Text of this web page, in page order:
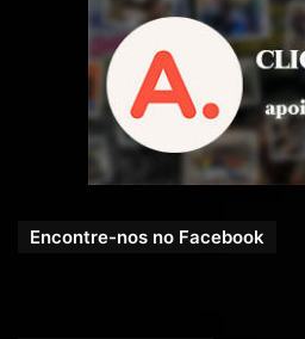
Encontre-nos no Facebook